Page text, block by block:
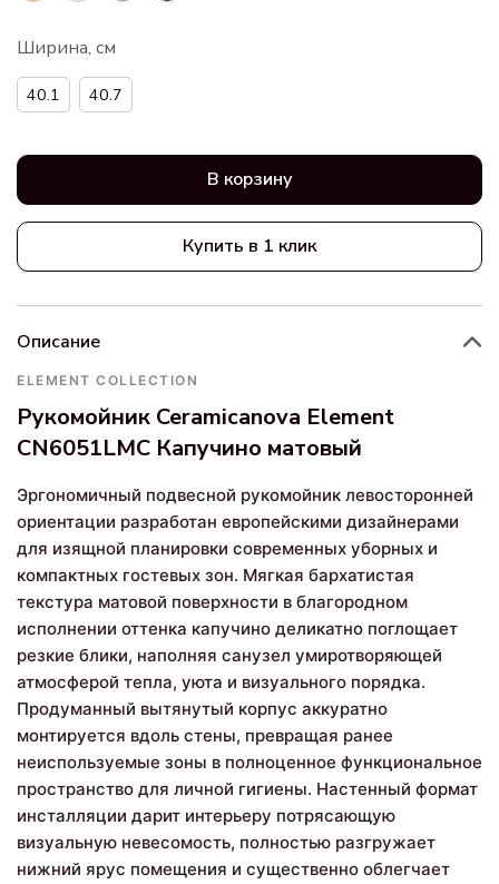
Ширина, см
40.1 40.7
В корзину
Купить в 1 клик
Описание
ELEMENT COLLECTION
Рукомойник Ceramicanova Element
CN6051LMC Капучино матовый
Эргономичный подвесной рукомойник левосторонней
ориентации разработан европейскими дизайнерами
для изящной планировки современных уборных и
компактных гостевых зон. Мягкая бархатистая
текстура матовой поверхности в благородном
исполнении оттенка капучино деликатно поглощает
резкие блики, наполняя санузел умиротворяющей
атмосферой тепла, уюта и визуального порядка.
Продуманный вытянутый корпус аккуратно
монтируется вдоль стены, превращая ранее
неиспользуемые зоны в полноценное функциональное
пространство для личной гигиены. Настенный формат
инсталляции дарит интерьеру потрясающую
визуальную невесомость, полностью разгружает
нижний ярус помещения и существенно облегчает